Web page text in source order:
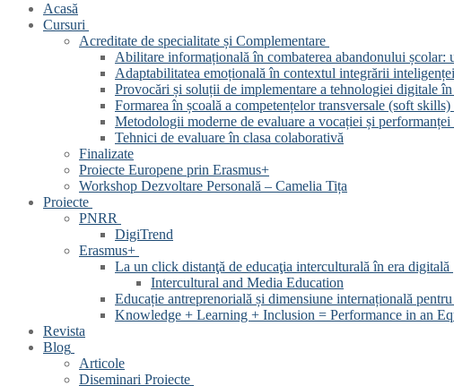
Acasă
Cursuri
Acreditate de specialitate și Complementare
Abilitare informațională în combaterea abandonului școlar:
Adaptabilitatea emoțională în contextul integrării
Provocări și soluții de implementare a tehnologiei digitale în
Formarea în școală a competențelor transversale (soft
Metodologii moderne de evaluare a vocației și performanței
Tehnici de evaluare în clasa colaborativă
Finalizate
Proiecte Europene prin Erasmus+
Workshop Dezvoltare Personală – Camelia Tița
Proiecte
PNRR
DigiTrend
Erasmus+
La un click distanţă de educaţia interculturală în era digitală
Intercultural and Media Education
Educație antreprenorială și dimensiune internațională
Knowledge + Learning + Inclusion = Performance in an
Revista
Blog
Articole
Diseminari Proiecte